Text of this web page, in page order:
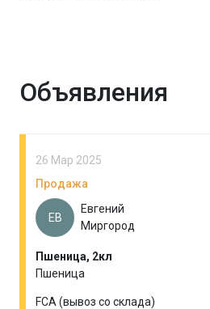
Объявления
26 Мар 2025
Продажа
ЕВ
Евгений
Миргород
Пшеница, 2кл
Пшеница
FCA (вывоз со склада)